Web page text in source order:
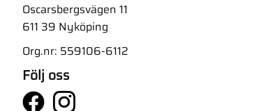
Oscarsbergsvägen 11
611 39 Nyköping
Org.nr: 559106-6112
Följ oss